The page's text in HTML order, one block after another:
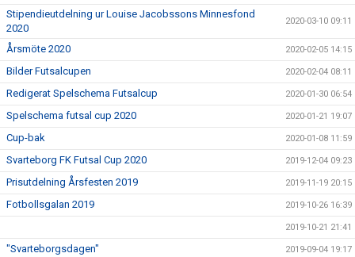
Stipendieutdelning ur Louise Jacobssons Minnesfond
2020
2020-03-10 09:11
Årsmöte 2020 2020-02-05 14:15
Bilder Futsalcupen 2020-02-04 08:11
Redigerat Spelschema Futsalcup 2020-01-30 06:54
Spelschema futsal cup 2020 2020-01-21 19:07
Cup-bak 2020-01-08 11:59
Svarteborg FK Futsal Cup 2020 2019-12-04 09:23
Prisutdelning Årsfesten 2019 2019-11-19 20:15
Fotbollsgalan 2019 2019-10-26 16:39
2019-10-21 21:41
"Svarteborgsdagen" 2019-09-04 19:17